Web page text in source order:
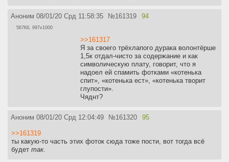
Аноним 08/01/20 Срд 11:58:35 №161319 94
567Кб, 997x1000
>>161317
Я за своего трёхлапого дурака волонтёрше
1,5к отдал-чисто за содержание и как
символическую плату, говорит, что я
надоел ей спамить фотками «котенька
спит», «котенька ест», «котенька творит
глупости».
Чяднт?
Аноним 08/01/20 Срд 12:04:49 №161320 95
>>161319
ты какую-то часть этих фоток сюда тоже пости, вот тогда всё
будет так.